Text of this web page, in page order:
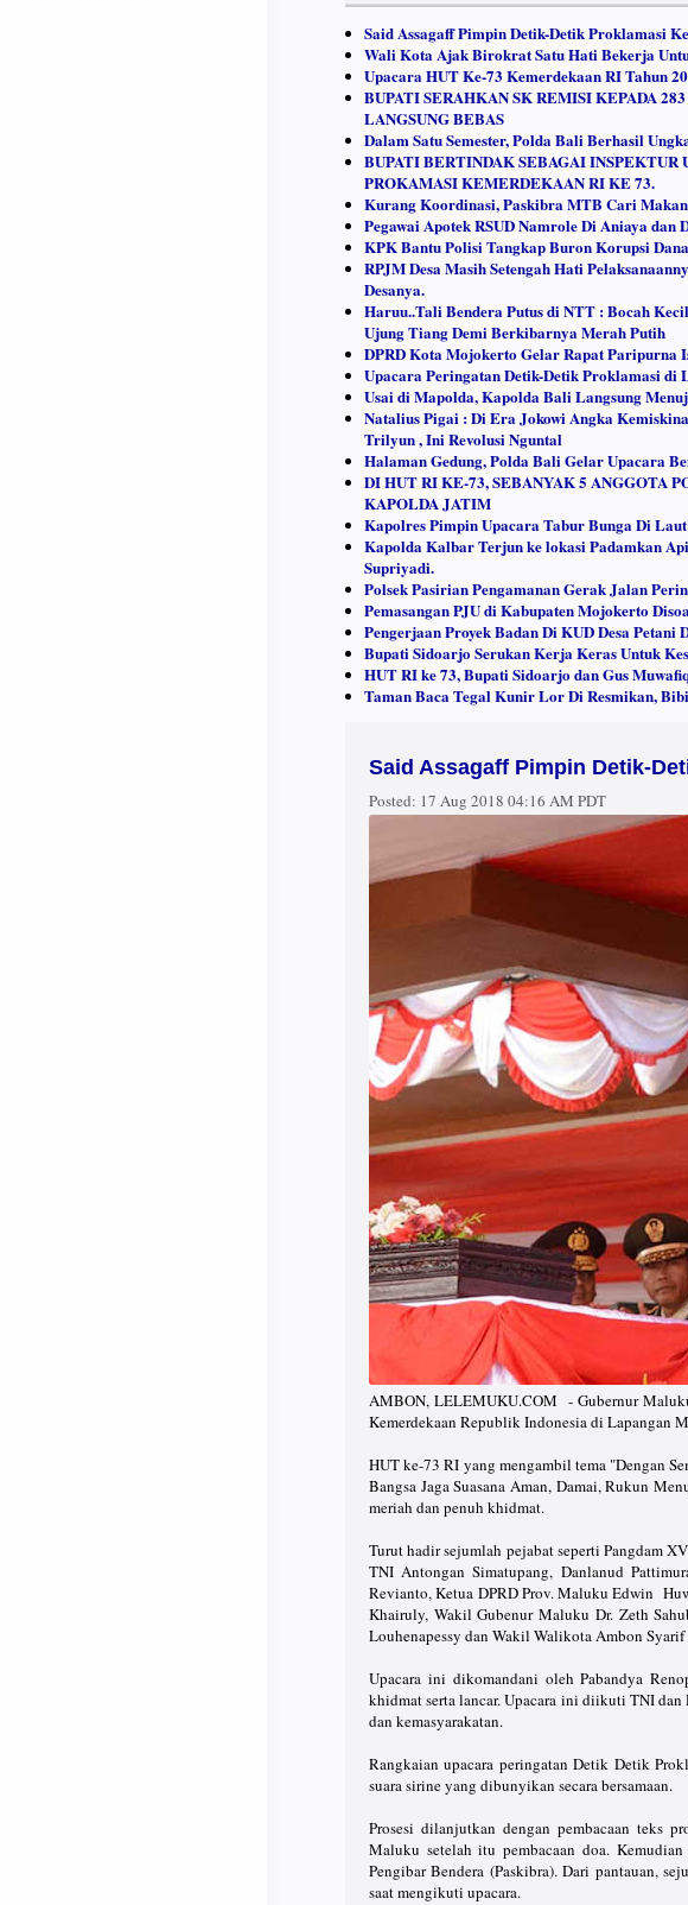
Said Assagaff Pimpin Detik-Detik Proklamasi
Wali Kota Ajak Birokrat Satu Hati Bekerja
Upacara HUT Ke-73 Kemerdekaan RI Tahun
BUPATI SERAHKAN SK REMISI KEPADA
LANGSUNG BEBAS
Dalam Satu Semester, Polda Bali Berhasil
BUPATI BERTINDAK SEBAGAI
PROKAMASI KEMERDEKAAN RI KE 73.
Kurang Koordinasi, Paskibra MTB Cari
Pegawai Apotek RSUD Namrole Di Aniaya dan
KPK Bantu Polisi Tangkap Buron Korupsi
RPJM Desa Masih Setengah Hati
Desanya.
Haruu..Tali Bendera Putus di NTT : Bocah
Ujung Tiang Demi Berkibarnya Merah Putih
DPRD Kota Mojokerto Gelar Rapat Paripurna
Upacara Peringatan Detik-Detik Proklamasi di
Usai di Mapolda, Kapolda Bali Langsung
Natalius Pigai : Di Era Jokowi Angka
Trilyun , Ini Revolusi Nguntal
Halaman Gedung, Polda Bali Gelar Upacara
DI HUT RI KE-73, SEBANYAK 5 ANGGOTA
KAPOLDA JATIM
Kapolres Pimpin Upacara Tabur Bunga Di
Kapolda Kalbar Terjun ke lokasi Padamkan
Supriyadi.
Polsek Pasirian Pengamanan Gerak Jalan
Pemasangan PJU di Kabupaten Mojokerto
Pengerjaan Proyek Badan Di KUD Desa
Bupati Sidoarjo Serukan Kerja Keras Untuk
HUT RI ke 73, Bupati Sidoarjo dan Gus
Taman Baca Tegal Kunir Lor Di Resmikan,
Said Assagaff Pimpin Detik-
Posted: 17 Aug 2018 04:16 AM PDT
AMBON, LELEMUKU.COM - Gubernur
Kemerdekaan Republik Indonesia di Lapangan
HUT ke-73 RI yang mengambil tema "Dengan
Bangsa Jaga Suasana Aman, Damai, Rukun
meriah dan penuh khidmat.
Turut hadir sejumlah pejabat seperti Pangdam
TNI Antongan Simatupang, Danlanud
Revianto, Ketua DPRD Prov. Maluku Edwin
Khairuly, Wakil Gubenur Maluku Dr. Zeth
Louhenapessy dan Wakil Walikota Ambon Syarif
Upacara ini dikomandani oleh Pabandya
khidmat serta lancar. Upacara ini diikuti TNI dan
dan kemasyarakatan.
Rangkaian upacara peringatan Detik Detik
suara sirine yang dibunyikan secara bersamaan.
Prosesi dilanjutkan dengan pembacaan teks
Maluku setelah itu pembacaan doa.
Pengibar Bendera (Paskibra). Dari pantauan,
saat mengikuti upacara.